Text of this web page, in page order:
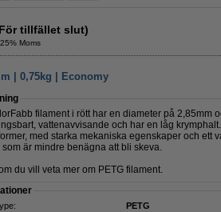
tillfället slut)
Moms
| 0,75kg | Economy
filament i rött har en diameter på 2,85mm
vattenavvisande och har en låg
med starka mekaniska egenskaper och ett
som är mindre benägna att bli skeva.
du vill veta mer om PETG filament.
PETG